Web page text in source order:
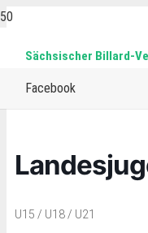
Sächsischer Billard-
Facebook
U15 / U18 / U21